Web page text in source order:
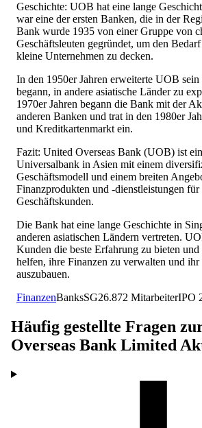
Geschichte: UOB hat eine lange
war eine der ersten Banken, die in der
Bank wurde 1935 von einer Gruppe von
Geschäftsleuten gegründet, um den
kleine Unternehmen zu decken.
In den 1950er Jahren erweiterte UOB sein
begann, in andere asiatische Länder zu
1970er Jahren begann die Bank mit der
anderen Banken und trat in den 1980er
und Kreditkartenmarkt ein.
Fazit: United Overseas Bank (UOB) ist
Universalbank in Asien mit einem
Geschäftsmodell und einem breiten
Finanzprodukten und -dienstleistungen
Geschäftskunden.
Die Bank hat eine lange Geschichte in
anderen asiatischen Ländern vertreten.
Kunden die beste Erfahrung zu bieten und
helfen, ihre Finanzen zu verwalten und ihr
auszubauen.
FinanzenBanksSG26.872 MitarbeiterIPO
Häufig gestellte Fragen
Overseas Bank Limited